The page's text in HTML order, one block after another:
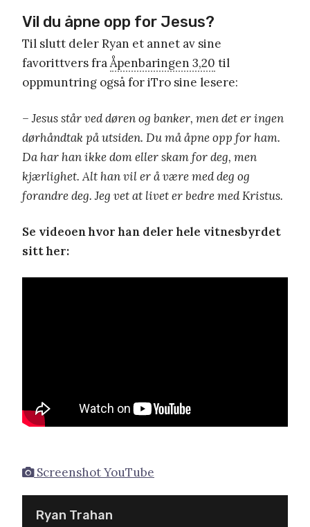
Vil du åpne opp for Jesus?
Til slutt deler Ryan et annet av sine
favorittvers fraÅpenbaringen 3,20 til
oppmuntring også for iTro sine lesere:
– Jesus står ved døren og banker, men det er ingen
dørhåndtak på utsiden. Du må åpne opp for ham.
Da har han ikke dom eller skam for deg, men
kjærlighet. Alt han vil er å være med deg og
forandre deg. Jeg vet at livet er bedre med Kristus.
Se videoen hvor han deler hele vitnesbyrdet
sitt her:
Screenshot YouTube
Ryan Trahan